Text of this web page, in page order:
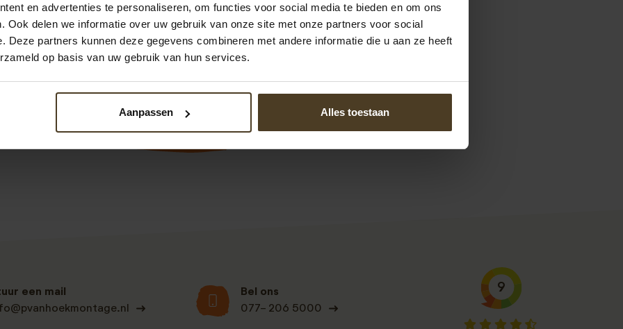
en advertenties te personaliseren, om functies voor social media te bieden en om ons
Ook delen we informatie over uw gebruik van onze site met onze partners voor social
Deze partners kunnen deze gegevens combineren met andere informatie die u aan ze heeft
op basis van uw gebruik van hun services.
Aanpassen Alles toestaan
ingeslagen merk het type van het slot te achterhalen. Dat lukte niet, dus P van
gestuurd met die vraag. Na een week ontvingen we een compleet nieuw
cilinder, alles volledig kosteloos! Het vervangen van het complete slot
letterlijk 1 minuut. Topservice!
Bekijk alle recensies
een mail
Bel ons
077- 206 5000
9